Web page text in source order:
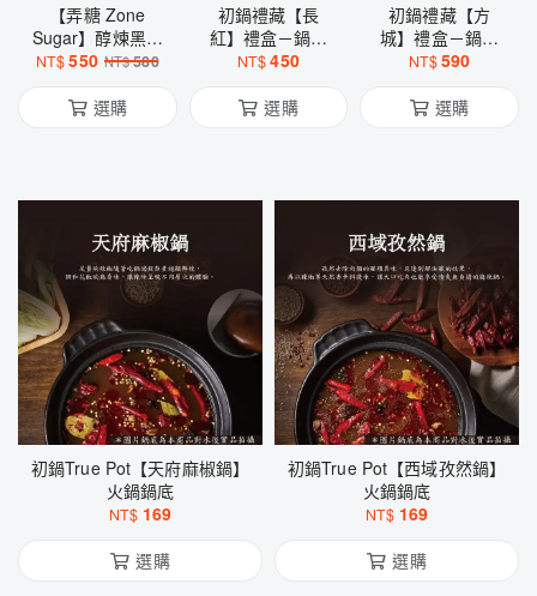
【弄糖 Zone
Sugar】醇煉黑糖
飲 - 2組（4種口
顆糖磚）
NT$550 NT$580
選購
初鍋禮藏【長
紅】禮盒－鍋底
二入組
NT$450
選購
初鍋禮藏【方
城】禮盒－鍋底
三入組
NT$590
選購
初鍋True Pot【天府麻椒鍋】
火鍋鍋底
NT$ 169
選購
初鍋True Pot【西域孜然鍋】
火鍋鍋底
NT$ 169
選購